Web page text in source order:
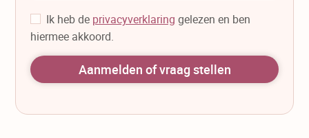
Ik heb de privacyverklaring gelezen en ben
hiermee akkoord.
Aanmelden of vraag stellen